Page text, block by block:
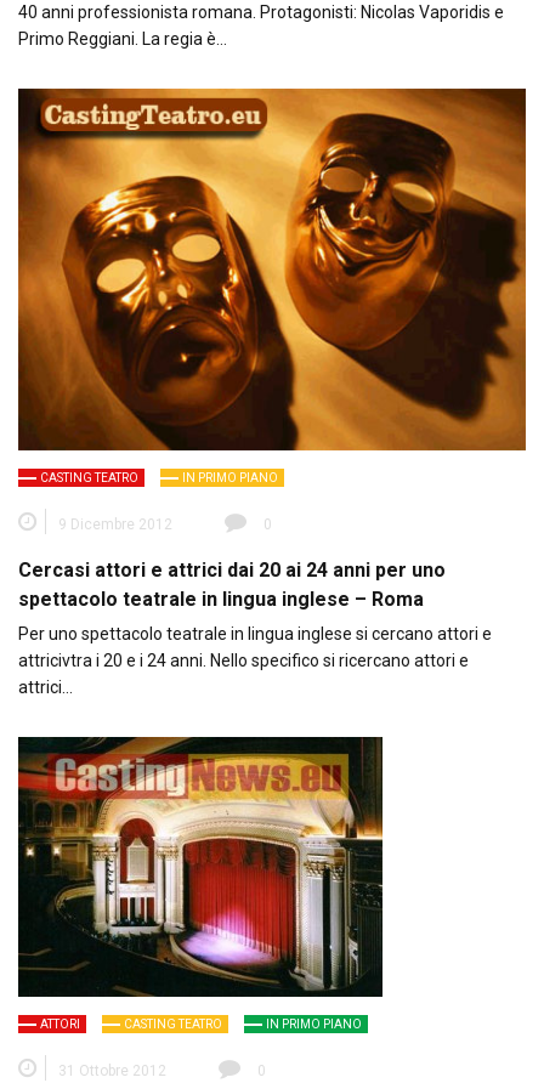
40 anni professionista romana. Protagonisti: Nicolas Vaporidis e
Primo Reggiani. La regia è…
CASTING TEATRO IN PRIMO PIANO
9 Dicembre 2012 0
Cercasi attori e attrici dai 20 ai 24 anni per uno
spettacolo teatrale in lingua inglese – Roma
Per uno spettacolo teatrale in lingua inglese si cercano attori e
attricivtra i 20 e i 24 anni. Nello specifico si ricercano attori e
attrici…
ATTORI CASTING TEATRO IN PRIMO PIANO
31 Ottobre 2012 0